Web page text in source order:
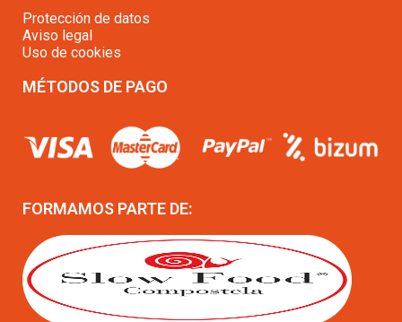
Protección de datos
Aviso legal
Uso de cookies
MÉTODOS DE PAGO
FORMAMOS PARTE DE: